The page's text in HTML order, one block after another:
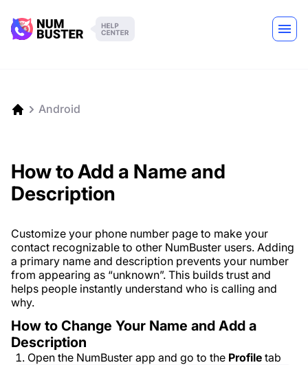
Android
How to Add a Name and
Description
Customize your phone number page to make your
contact recognizable to other NumBuster users. Adding
a primary name and description prevents your number
from appearing as “unknown”. This builds trust and
helps people instantly understand who is calling and
why.
How to Change Your Name and Add a
Description
Open the NumBuster app and go to the Profile tab